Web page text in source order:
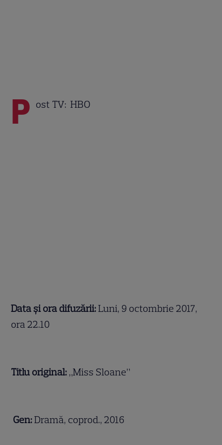
P ost TV: HBO
Data și ora difuzării:Luni, 9 octombrie 2017,
ora 22.10
Titlu original: „Miss Sloane”
Gen:Dramă, coprod., 2016